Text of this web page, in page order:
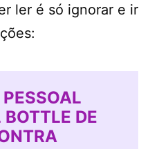
ler é só ignorar e ir
DE